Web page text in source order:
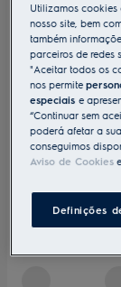
Utilizamos cookies
nosso site, bem
também
parceiros de redes
"Aceitar todos os
nos permite
especiaise
“Continuar sem
poderá afetar a
conseguimos
Aviso de Cookies
Definições